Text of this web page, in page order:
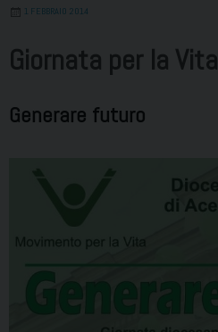
1 FEBBRAIO 2014
Giornata per la Vita
Generare futuro